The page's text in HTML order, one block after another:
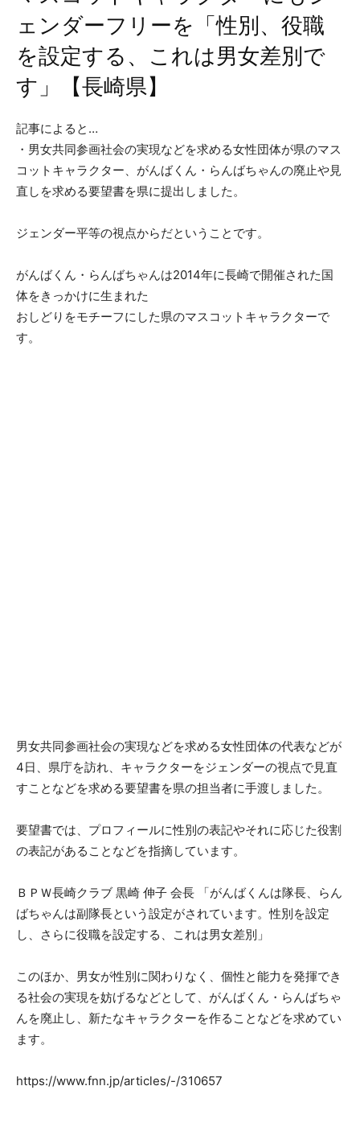
ェンダーフリーを「性別、役職
を設定する、これは男女差別で
す」【長崎県】
記事によると…
・男女共同参画社会の実現などを求める女性団体が県のマス
コットキャラクター、がんばくん・らんばちゃんの廃止や見
直しを求める要望書を県に提出しました。
ジェンダー平等の視点からだということです。
がんばくん・らんばちゃんは2014年に長崎で開催された国
体をきっかけに生まれた
おしどりをモチーフにした県のマスコットキャラクターで
す。
男女共同参画社会の実現などを求める女性団体の代表などが
4日、県庁を訪れ、キャラクターをジェンダーの視点で見直
すことなどを求める要望書を県の担当者に手渡しました。
要望書では、プロフィールに性別の表記やそれに応じた役割
の表記があることなどを指摘しています。
ＢＰＷ長崎クラブ 黒崎 伸子 会長 「がんばくんは隊長、らん
ばちゃんは副隊長という設定がされています。性別を設定
し、さらに役職を設定する、これは男女差別」
このほか、男女が性別に関わりなく、個性と能力を発揮でき
る社会の実現を妨げるなどとして、がんばくん・らんばちゃ
んを廃止し、新たなキャラクターを作ることなどを求めてい
ます。
https://www.fnn.jp/articles/-/310657